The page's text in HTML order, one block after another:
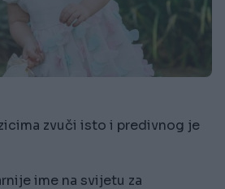
zvuči isto i predivnog je
ime na svijetu za